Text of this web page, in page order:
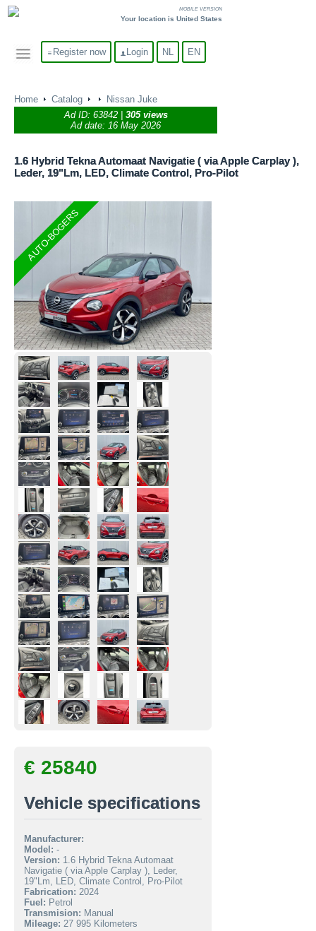
MOBILE VERSION
Your location is United States
Register now Login NL EN
Home Catalog
Nissan Juke
Ad ID: 63842| 305 views
Ad date: 16 May 2026
1.6 Hybrid Tekna Automaat Navigatie ( via Apple Carplay ),
Leder, 19"Lm, LED, Climate Control, Pro-Pilot
AUTO-BOGERS
€ 25840
Vehicle specifications
Manufacturer:
Model: -
Version: 1.6 Hybrid Tekna Automaat
Navigatie ( via Apple Carplay ), Leder,
19"Lm, LED, Climate Control, Pro-Pilot
Fabrication: 2024
Fuel: Petrol
Transmision: Manual
Mileage: 27 995 Kilometers